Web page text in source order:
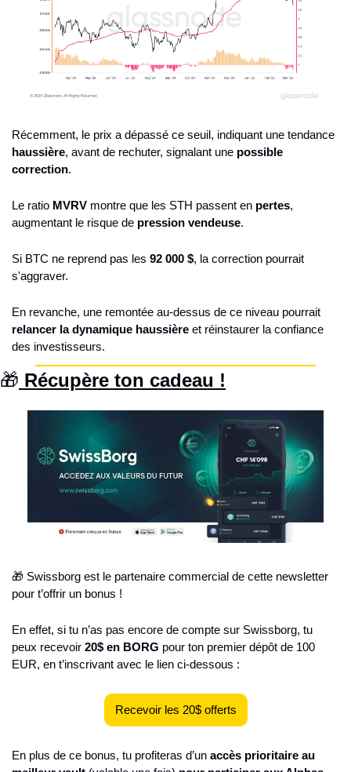
haussière, avant de rechuter, signalant une possible
correction.
Le ratio MVRV montre que les STH passent en pertes,
augmentant le risque de pression vendeuse.
Si BTC ne reprend pas les 92 000 $, la correction pourrait
s'aggraver.
relancer la dynamique haussière et réinstaurer la confiance
des investisseurs.
🎁 Récupère ton cadeau !
🎁 Swissborg est le partenaire commercial de cette newsletter
pour t’offrir un bonus !
En effet, si tu n’as pas encore de compte sur Swissborg, tu
peux recevoir 20$ en BORG pour ton premier dépôt de 100
EUR, en t’inscrivant avec le lien ci-dessous :
Recevoir les 20$ offerts
En plus de ce bonus, tu profiteras d’un accès prioritaire au